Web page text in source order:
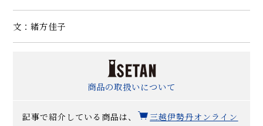
文：緒方佳子
商品の取扱いについて
記事で紹介している商品は、
三越伊勢丹オンライン